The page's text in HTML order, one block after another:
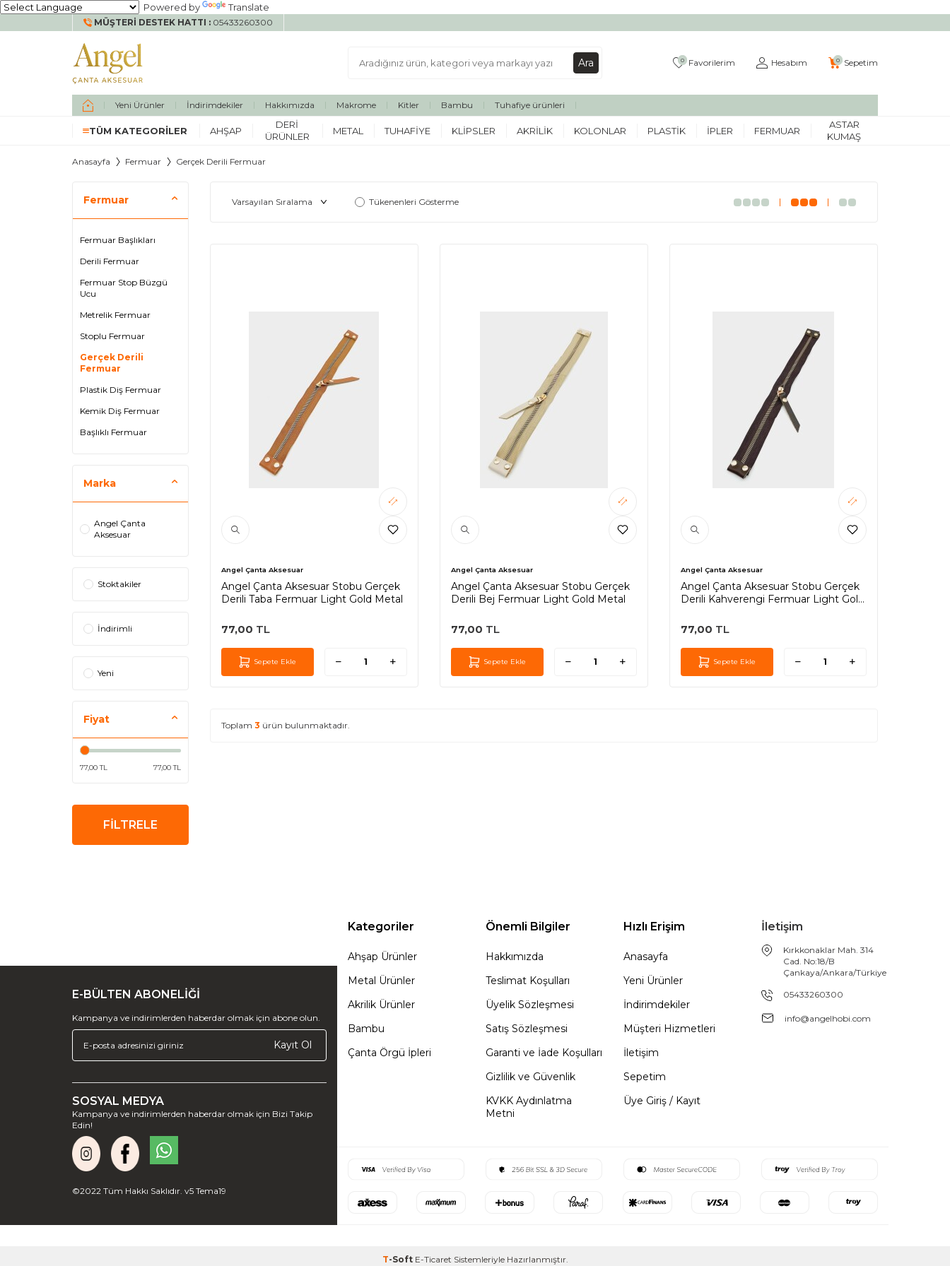
Powered by Translate
MÜŞTERI DESTEK HATTI : 05433260300
Ara 0 Favorilerim Hesabım 0 Sepetim
Yeni Ürünler İndirimdekiler Hakkımızda Makrome Kitler Bambu Tuhafiye ürünleri
TÜM KATEGORILER AHŞAP
DERI
ÜRÜNLER
METAL TUHAFIYE KLIPSLER AKRILIK KOLONLAR PLASTIK İPLER FERMUAR
ASTAR
KUMAŞ
Anasayfa Fermuar Gerçek Derili Fermuar
Fermuar
Fermuar Başlıkları
Derili Fermuar
Fermuar Stop Büzgü
Ucu
Metrelik Fermuar
Stoplu Fermuar
Gerçek Derili
Fermuar
Plastik Diş Fermuar
Kemik Diş Fermuar
Başlıklı Fermuar
Marka
Angel Çanta
Aksesuar
Stoktakiler
İndirimli
Yeni
Fiyat
77,00 TL 77,00 TL
FİLTRELE
Tükenenleri Gösterme
Angel Çanta Aksesuar
Angel Çanta Aksesuar Stobu Gerçek
Derili Taba Fermuar Light Gold Metal
77,00 TL
Sepete Ekle
Angel Çanta Aksesuar
Angel Çanta Aksesuar Stobu Gerçek
Derili Bej Fermuar Light Gold Metal
77,00 TL
Sepete Ekle
Angel Çanta Aksesuar
Angel Çanta Aksesuar Stobu Gerçek
Derili Kahverengi Fermuar Light Gold
77,00 TL
Sepete Ekle
Toplam 3 ürün bulunmaktadır.
E-BÜLTEN ABONELİĞİ
Kampanya ve indirimlerden haberdar olmak için abone olun.
Kayıt Ol
SOSYAL MEDYA
Kampanya ve indirimlerden haberdar olmak için Bizi Takip
Edin!
©2022 Tüm Hakkı Saklıdır. v5 Tema19
Kategoriler
Ahşap Ürünler
Metal Ürünler
Akrilik Ürünler
Bambu
Çanta Örgü İpleri
Önemli Bilgiler
Hakkımızda
Teslimat Koşulları
Üyelik Sözleşmesi
Satış Sözleşmesi
Garanti ve İade Koşulları
Gizlilik ve Güvenlik
KVKK Aydınlatma
Metni
Hızlı Erişim
Anasayfa
Yeni Ürünler
İndirimdekiler
Müşteri Hizmetleri
İletişim
Sepetim
Üye Giriş / Kayıt
İletişim
Kırkkonaklar Mah. 314
Cad. No:18/B
Çankaya/Ankara/Türkiye
05433260300
info@angelhobi.com
T-Soft E-Ticaret Sistemleriyle Hazırlanmıştır.